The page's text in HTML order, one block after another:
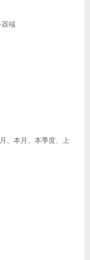
端
、本月、本季度、上